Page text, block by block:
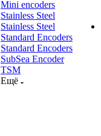
Mini encoders
Stainless Steel
Stainless Steel
Standard Encoders
Standard Encoders
SubSea Encoder
TSM
Ещё